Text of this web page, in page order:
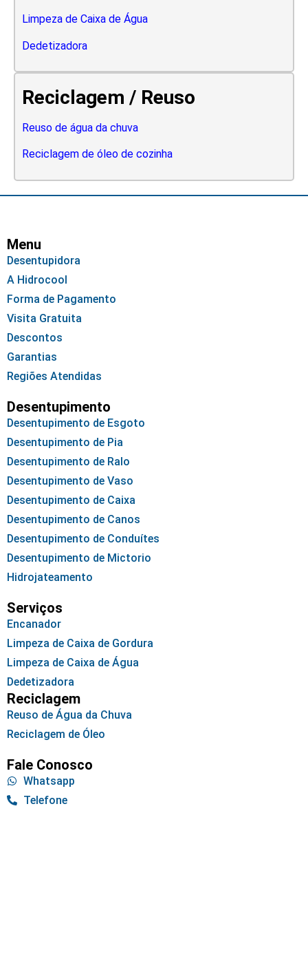
Limpeza de Caixa de Água
Dedetizadora
Reciclagem / Reuso
Reuso de água da chuva
Reciclagem de óleo de cozinha
Menu
Desentupidora
A Hidrocool
Forma de Pagamento
Visita Gratuita
Descontos
Garantias
Regiões Atendidas
Desentupimento
Desentupimento de Esgoto
Desentupimento de Pia
Desentupimento de Ralo
Desentupimento de Vaso
Desentupimento de Caixa
Desentupimento de Canos
Desentupimento de Conduítes
Desentupimento de Mictorio
Hidrojateamento
Serviços
Encanador
Limpeza de Caixa de Gordura
Limpeza de Caixa de Água
Dedetizadora
Reciclagem
Reuso de Água da Chuva
Reciclagem de Óleo
Fale Conosco
Whatsapp
Telefone